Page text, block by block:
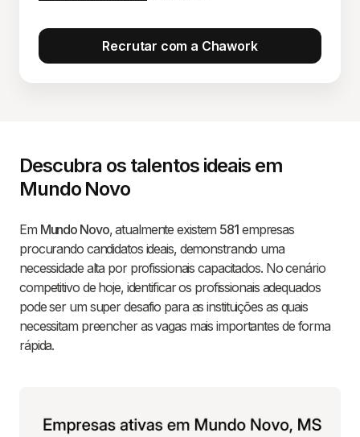
Recrutar com a Chawork
Descubra os talentos ideais em
Mundo Novo
Em Mundo Novo, atualmente existem 581empresas
procurando candidatos ideais, demonstrando uma
necessidade alta por profissionais capacitados. No cenário
competitivo de hoje, identificar os profissionais adequados
pode ser um super desafio para as instituições as quais
necessitam preencher as vagas mais importantes de forma
rápida.